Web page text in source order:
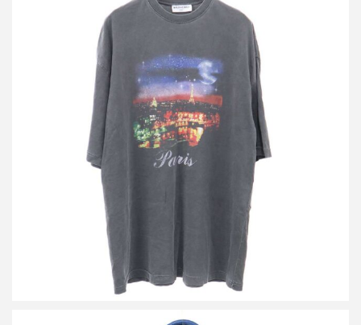
バレンシアガ Paris Tee パリプリント ヴィンテージオーバーサイ
ズTシャツ
買取金額12,500円
詳しく見る